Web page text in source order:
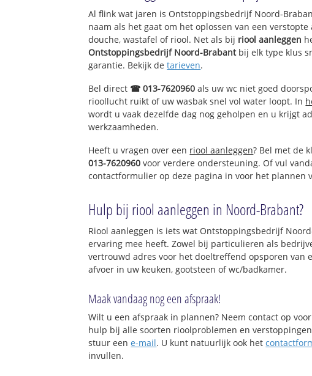
Eersel-Zuid
De Dijken
Kortkruis
Bedrijventerrein Eersel
Molenveld en
De Hees en Genderweg
Al flink wat jaren is Ontstoppingsbedrijf Noord-
naam als het gaat om het oplossen van een verstopte
douche, wastafel of riool. Net als bij riool aanleggen
Ontstoppingsbedrijf Noord-Brabantbij elk type klus
garantie. Bekijk detarieven.
Bel direct ☎ 013-7620960 als uw wc niet goed
rioollucht ruikt of uw wasbak snel vol water loopt. In
wordt u vaak dezelfde dag nog geholpen en u krijgt
werkzaamheden.
Heeft u vragen over een riool aanleggen? Bel met de
013-7620960 voor verdere ondersteuning. Of vul
contactformulier op deze pagina in voor het plannen
Hulp bij riool aanleggen in Noord-Brabant?
Riool aanleggen is iets wat Ontstoppingsbedrijf
ervaring mee heeft. Zowel bij particulieren als
vertrouwd adres voor het doeltreffend opsporen van
afvoer in uw keuken, gootsteen of wc/badkamer.
Maak vandaag nog een afspraak!
Wilt u een afspraak in plannen? Neem contact op
hulp bij alle soorten rioolproblemen en
stuur eene-mail. U kunt natuurlijk ook het
invullen.